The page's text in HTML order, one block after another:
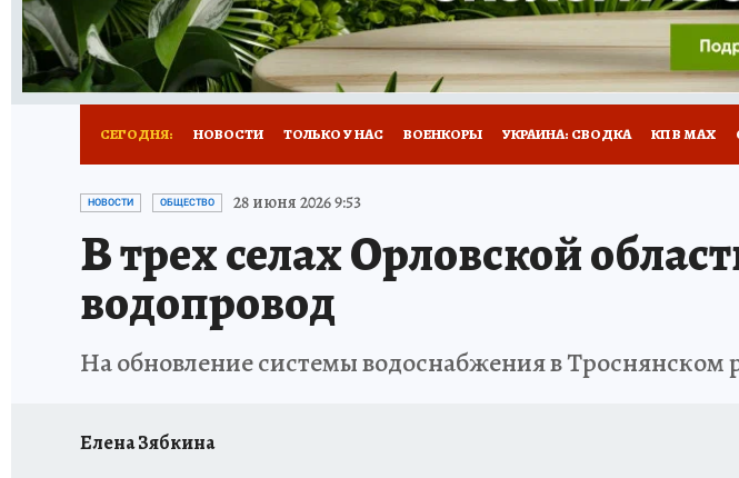
СЕГОДНЯ: НОВОСТИ ТОЛЬКО У НАС ВОЕНКОРЫ УКРАИНА: СВОДКА КП В МАХ
ИСПЫТАНО НА СЕБЕ
НОВОСТИ ОБЩЕСТВО 28 июня 2026 9:53
В трех селах Орловской
водопровод
На обновление системы водоснабжения в Троснянском
Елена Зябкина